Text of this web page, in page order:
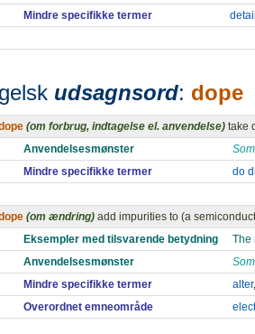
Mindre specifikke termer
udsagnsord: dope
(om forbrug, indtagelse el. anvendelse) take
Anvendelsesmønster
Mindre specifikke termer
do
(om ændring) add impurities to (a
Eksempler med tilsvarende betydning
The
Anvendelsesmønster
Mindre specifikke termer
alter,
Overordnet emneområde